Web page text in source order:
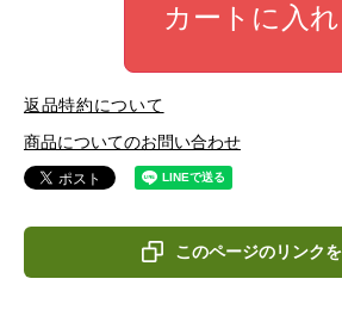
カートに入
返品特約について
商品についてのお問い合わせ
このページのリンク